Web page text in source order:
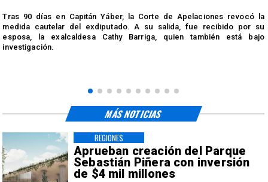
Tras 90 días en Capitán Yáber, la Corte de Apelaciones revocó la
medida cautelar del exdiputado. A su salida, fue recibido por su
esposa, la exalcaldesa Cathy Barriga, quien también está bajo
investigación.
Aprueban creación del Parque
Sebastián Piñera con inversión
de $4 mil millones
REGIONES
MÁS NOTICIAS